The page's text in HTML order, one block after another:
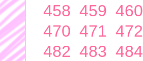
458 459 460
470 471 472
482 483 484